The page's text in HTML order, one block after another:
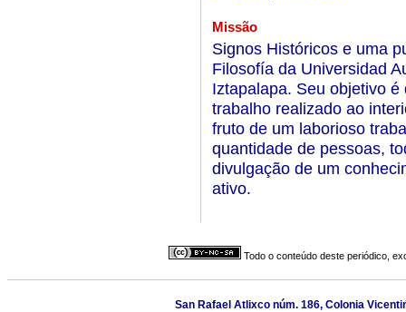
Missão
Signos Históricos e uma
Filosofía da Universidad
Iztapalapa. Seu objetivo
trabalho realizado ao
fruto de um laborioso
quantidade de pessoas,
divulgação de um
ativo.
Todo o conteúdo deste periódico,
San Rafael Atlixco núm. 186, Colonia